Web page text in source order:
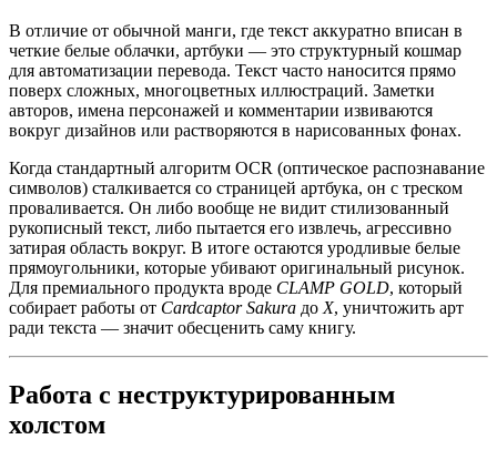
В отличие от обычной манги, где текст аккуратно вписан в
четкие белые облачки, артбуки — это структурный кошмар
для автоматизации перевода. Текст часто наносится прямо
поверх сложных, многоцветных иллюстраций. Заметки
авторов, имена персонажей и комментарии извиваются
вокруг дизайнов или растворяются в нарисованных фонах.
Когда стандартный алгоритм OCR (оптическое распознавание
символов) сталкивается со страницей артбука, он с треском
проваливается. Он либо вообще не видит стилизованный
рукописный текст, либо пытается его извлечь, агрессивно
затирая область вокруг. В итоге остаются уродливые белые
прямоугольники, которые убивают оригинальный рисунок.
Для премиального продукта вроде CLAMP GOLD, который
собирает работы от Cardcaptor Sakura до X, уничтожить арт
ради текста — значит обесценить саму книгу.
Работа с неструктурированным
холстом